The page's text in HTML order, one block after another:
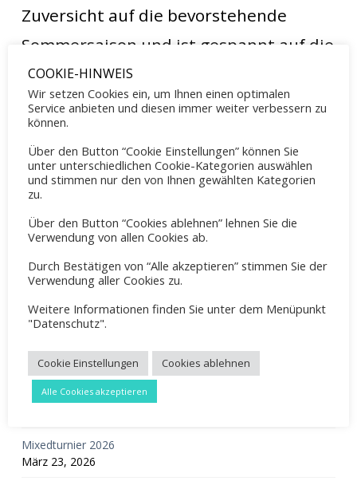
Zuversicht auf die bevorstehende
Sommersaison und ist gespannt auf die
kommenden Herausforderungen und
Erfolge.
Suche
Neueste Beiträge
Mai 31, 2026
Mai 8, 2026
OGS Training Mai 2026
Mixedturnier 2026
März 23, 2026
COOKIE-HINWEIS
Wir setzen Cookies ein, um Ihnen einen optimalen
Service anbieten und diesen immer weiter verbessern zu
können.
Über den Button “Cookie Einstellungen” können Sie
unter unterschiedlichen Cookie-Kategorien auswählen
und stimmen nur den von Ihnen gewählten Kategorien
zu.
Über den Button “Cookies ablehnen” lehnen Sie die
Verwendung von allen Cookies ab.
Durch Bestätigen von “Alle akzeptieren” stimmen Sie der
Verwendung aller Cookies zu.
Weitere Informationen finden Sie unter dem Menüpunkt
"Datenschutz".
Cookie Einstellungen Cookies ablehnen
Alle Cookies akzeptieren